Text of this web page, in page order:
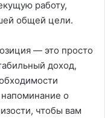
работу,
общей цели.
— это просто
доход,
о
чтобы вам